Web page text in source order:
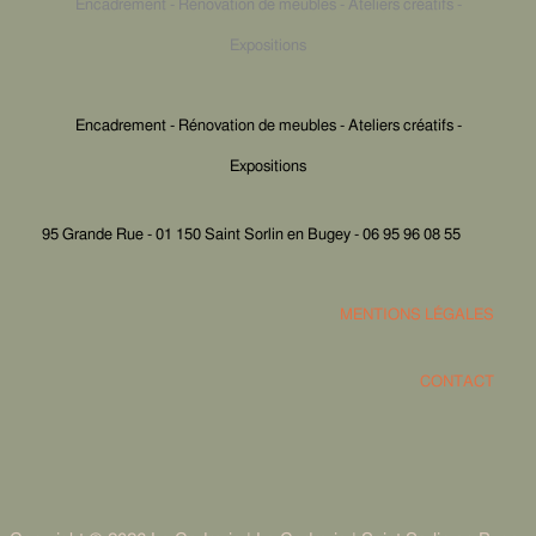
Encadrement - Rénovation de meubles - Ateliers créatifs -
Expositions
Encadrement - Rénovation de meubles - Ateliers créatifs -
Expositions
95 Grande Rue - 01 150 Saint Sorlin en Bugey - 06 95 96 08 55
MENTIONS LÉGALES
CONTACT